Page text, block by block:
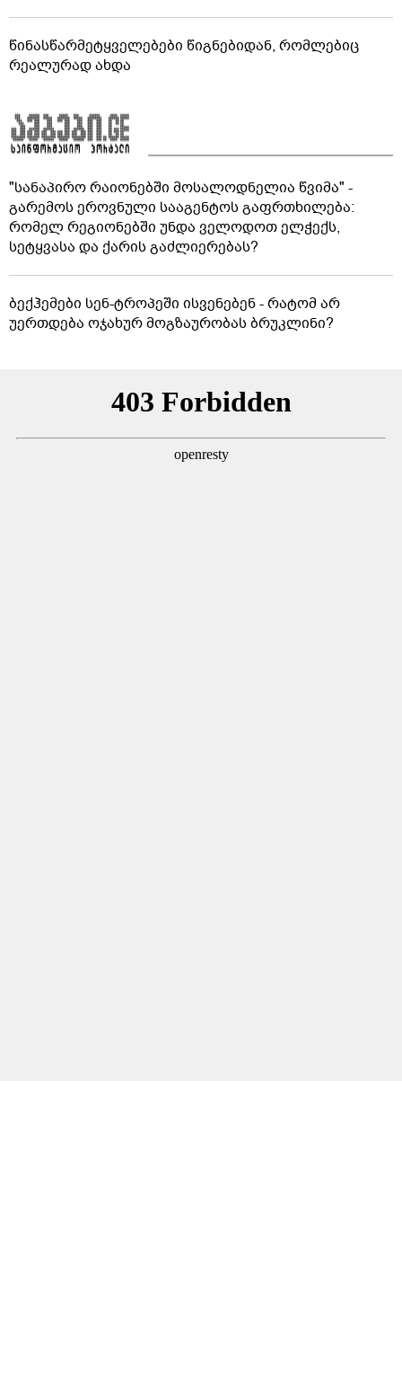
წინასწარმეტყველებები წიგნებიდან, რომლებიც
რეალურად ახდა
"სანაპირო რაიონებში მოსალოდნელია წვიმა" -
გარემოს ეროვნული სააგენტოს გაფრთხილება:
რომელ რეგიონებში უნდა ველოდოთ ელჭექს,
სეტყვასა და ქარის გაძლიერებას?
ბექჰემები სენ-ტროპეში ისვენებენ - რატომ არ
უერთდება ოჯახურ მოგზაურობას ბრუკლინი?